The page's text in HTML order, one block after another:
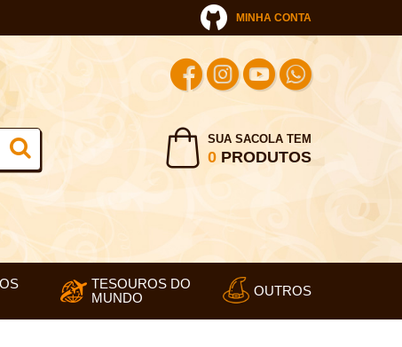
MINHA CONTA
SUA SACOLA TEM
0PRODUTOS
TESOUROS DO
MUNDO
OUTROS